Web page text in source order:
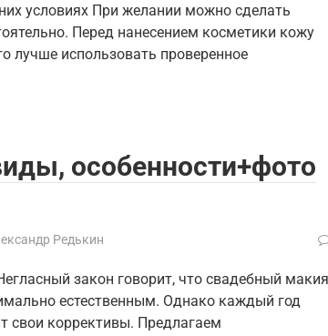
условиях При желании можно сделать
Перед нанесением косметики кожу
лучше использовать проверенное
особенности+фото
Редькин
закон говорит, что свадебный
естественным. Однако каждый год
свои коррективы. Предлагаем